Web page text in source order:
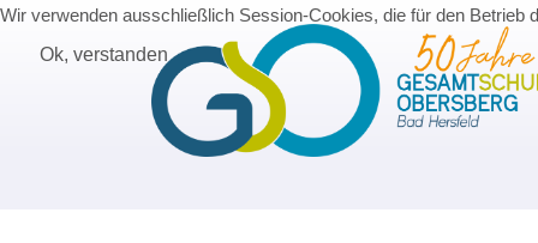
Wir verwenden ausschließlich Session-Cookies, die für den
Ok, verstanden